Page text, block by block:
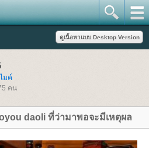
มค์
คน
daoli ที่ว่ามาพอจะมีเหตุผล